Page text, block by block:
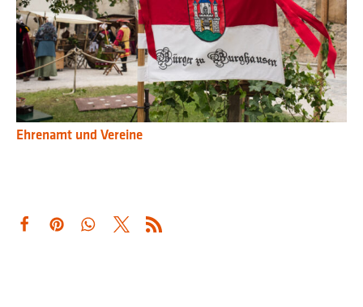
Ehrenamt und Vereine